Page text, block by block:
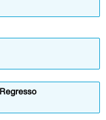
Regresso